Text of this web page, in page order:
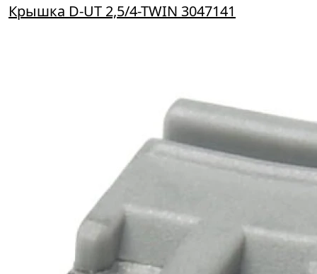
Крышка D-UT 2,5/4-TWIN 3047141